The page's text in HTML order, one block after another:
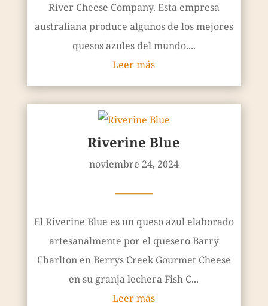
River Cheese Company. Esta empresa
australiana produce algunos de los mejores
quesos azules del mundo....
Leer más
Riverine Blue
noviembre 24, 2024
————
El Riverine Blue es un queso azul elaborado
artesanalmente por el quesero Barry
Charlton en Berrys Creek Gourmet Cheese
en su granja lechera Fish C...
Leer más